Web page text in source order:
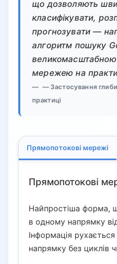
що дозволяють
класифікувати,
прогнозувати —
алгоритм пошуку
мережею на
— Застосування
практиці
Прямопотокові мережі
Прямопотокові
Найпростіша форма,
в одному напрямку
Інформація
напрямку без циклів